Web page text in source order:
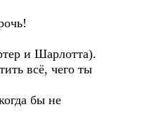
и Шарлотта).
всё, чего ты
бы не